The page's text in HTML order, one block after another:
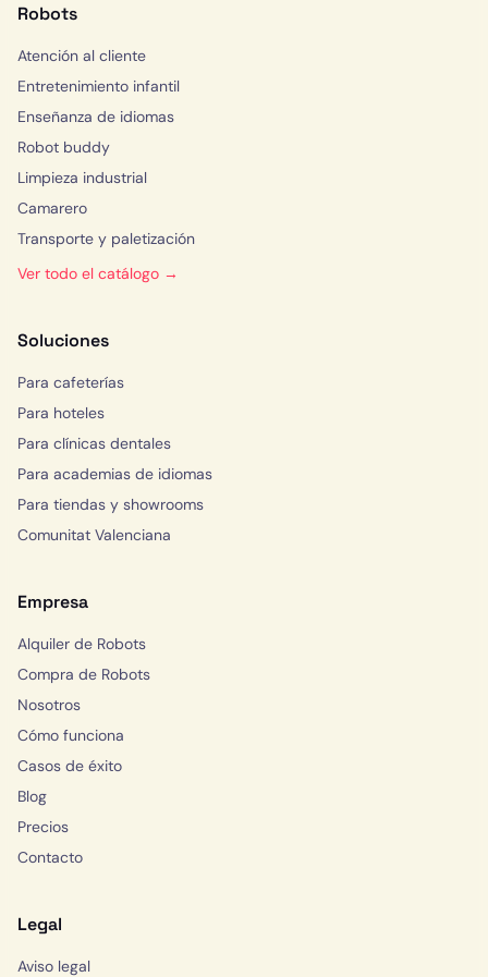
Robots
Atención al cliente
Entretenimiento infantil
Enseñanza de idiomas
Robot buddy
Limpieza industrial
Camarero
Transporte y paletización
Ver todo el catálogo →
Soluciones
Para cafeterías
Para hoteles
Para clínicas dentales
Para academias de idiomas
Para tiendas y showrooms
Comunitat Valenciana
Empresa
Alquiler de Robots
Compra de Robots
Nosotros
Cómo funciona
Casos de éxito
Blog
Precios
Contacto
Legal
Aviso legal